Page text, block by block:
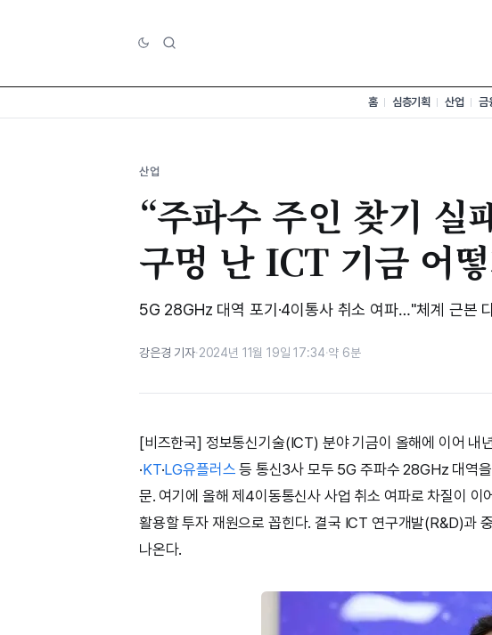
홈 심층기획 산업 금
산업
“주파수 주인 찾기 실
구멍 난 ICT 기금 어
5G 28GHz 대역 포기·4이통사 취소 여파…"체계 근본
강은경 기자·2024년 11월 19일 17:34·약 6분
[비즈한국] 정보통신기술(ICT) 분야 기금이 올해에 이어 내
·KT·LG유플러스 등 통신3사 모두 5G 주파수 28GHz 대역
문. 여기에 올해 제4이동통신사 사업 취소 여파로 차질이 이
활용할 투자 재원으로 꼽힌다. 결국 ICT 연구개발(R&D)과
나온다.